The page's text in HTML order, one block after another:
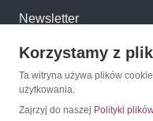
Newsletter
Konto
Moje konto
Korzystamy z
Ta witryna używa plików
użytkowania.
Zajrzyj do naszej Polityki